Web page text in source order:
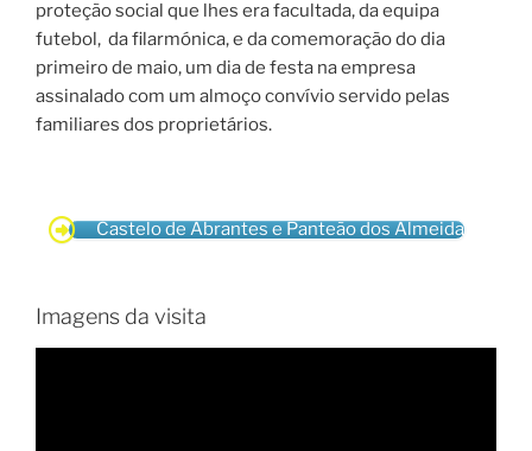
proteção social que lhes era facultada, da equipa
futebol, da filarmónica, e da comemoração do dia
primeiro de maio, um dia de festa na empresa
assinalado com um almoço convívio servido pelas
familiares dos proprietários.
Castelo de Abrantes e Panteão dos Almeida
Imagens da visita